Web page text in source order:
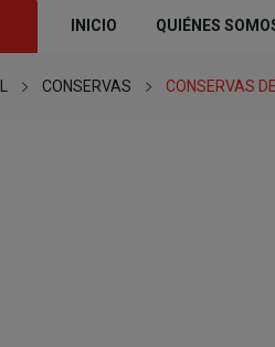
INICIO QUIÉNES
CONSERVAS CONSERVAS